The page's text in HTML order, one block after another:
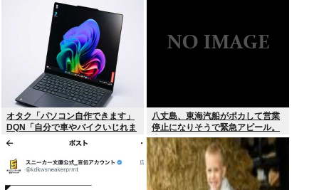
オタク「パソコン自作できます」
DQN「自分で車やバイクいじれま
す」
八丈島、東海汽船がポカして営業
停止になりそうで緊急アピール。
生活物資が届かなくなるかも。ア
シタバ以外に食うものがねえ